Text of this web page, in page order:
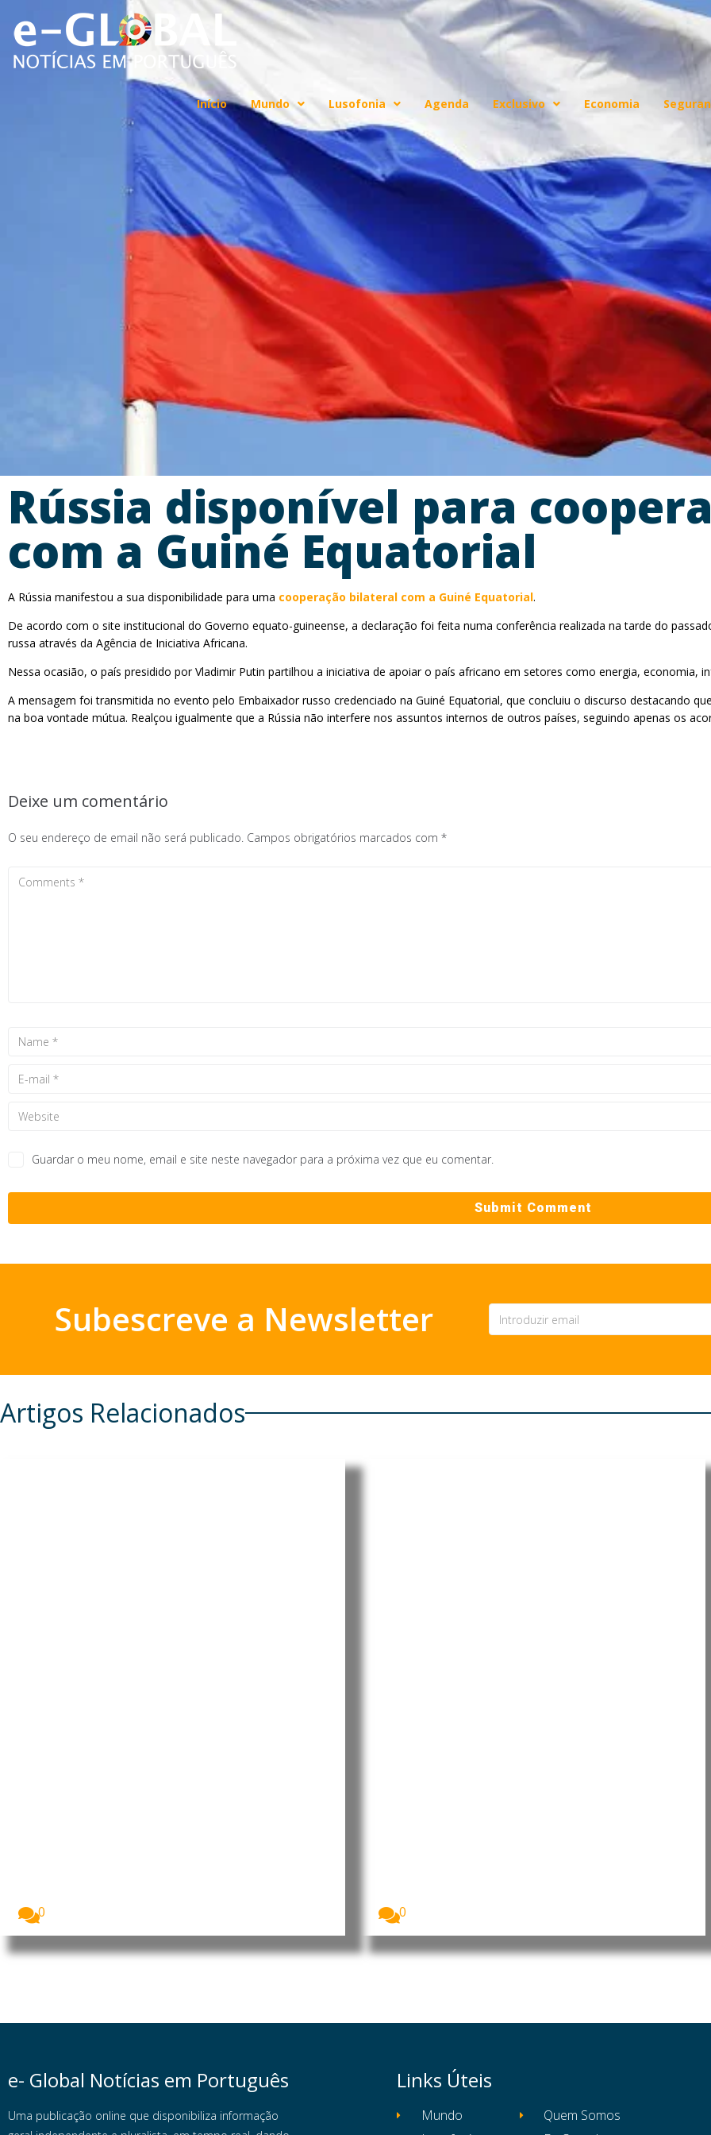
Início Mundo Lusofonia Agenda Exclusivo Economia
Rússia disponível para
com a Guiné Equatorial
A Rússia manifestou a sua disponibilidade para uma cooperação bilateral com a Guiné Equatorial.
De acordo com o site institucional do Governo equato-guineense, a declaração foi feita numa conferência realizada na tarde do
russa através da Agência de Iniciativa Africana.
Nessa ocasião, o país presidido por Vladimir Putin partilhou a iniciativa de apoiar o país africano em setores como energia, economia,
A mensagem foi transmitida no evento pelo Embaixador russo credenciado na Guiné Equatorial, que concluiu o discurso destacando
na boa vontade mútua. Realçou igualmente que a Rússia não interfere nos assuntos internos de outros países, seguindo apenas os
Deixe um comentário
O seu endereço de email não será publicado. Campos obrigatórios marcados com *
Guardar o meu nome, email e site neste navegador para a próxima vez que eu comentar.
Subescreve a Newsletter
Artigos Relacionados
0
0
e- Global Notícias em Português
Uma publicação online que disponibiliza informação
Links Úteis
Mundo
Quem Somos